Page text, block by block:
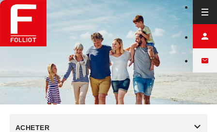
ACHETER